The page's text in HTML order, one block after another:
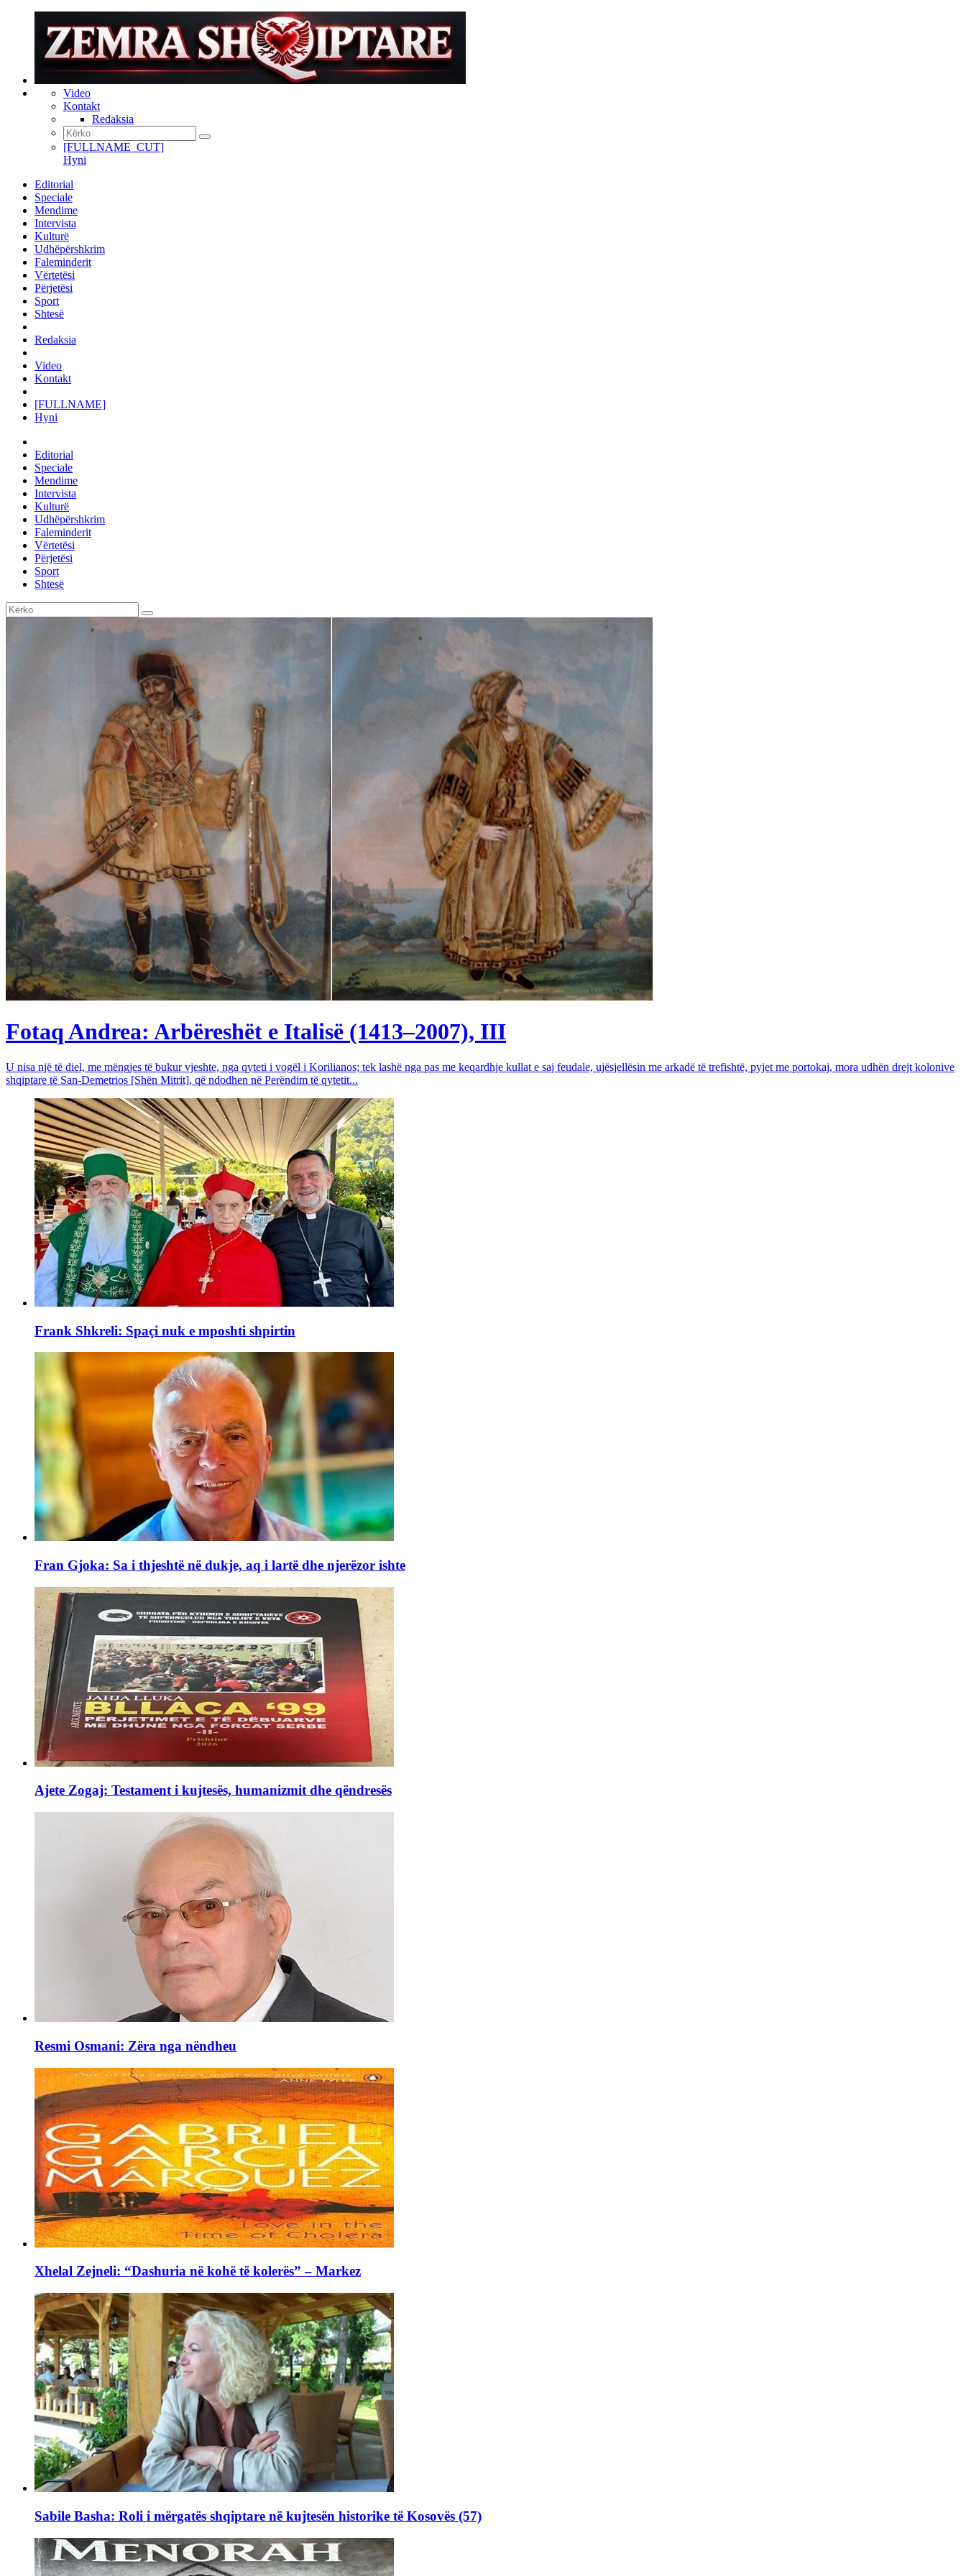
Video
Kontakt
Redaksia
[FULLNAME_CUT]
Hyni
Editorial
Speciale
Mendime
Intervista
Kulturë
Udhëpërshkrim
Faleminderit
Vërtetësi
Përjetësi
Sport
Shtesë
Redaksia
Video
Kontakt
[FULLNAME]
Hyni
Editorial
Speciale
Mendime
Intervista
Kulturë
Udhëpërshkrim
Faleminderit
Vërtetësi
Përjetësi
Sport
Shtesë
Fotaq Andrea: Arbëreshët e Italisë (1413–2007), III
U nisa një të diel, me mëngjes të bukur vjeshte, nga qyteti i vogël i Korilianos; tek lashë nga pas me keqardhje kullat e saj feudale, ujësjellësin me arkadë të trefishtë, pyjet me portokaj, mora udhën drejt kolonive
shqiptare të San-Demetrios [Shën Mitrit], që ndodhen në Perëndim të qytetit...
Frank Shkreli: Spaçi nuk e mposhti shpirtin
Fran Gjoka: Sa i thjeshtë në dukje, aq i lartë dhe njerëzor ishte
Ajete Zogaj: Testament i kujtesës, humanizmit dhe qëndresës
Resmi Osmani: Zëra nga nëndheu
Xhelal Zejneli: “Dashuria në kohë të kolerës” – Markez
Sabile Basha: Roli i mërgatës shqiptare në kujtesën historike të Kosovës (57)